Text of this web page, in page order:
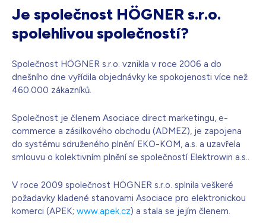
Je společnost HÖGNER s.r.o.
spolehlivou společností?
Společnost HÖGNER s.r.o. vznikla v roce 2006 a do
dnešního dne vyřídila objednávky ke spokojenosti více než
460.000 zákazníků.
Společnost je členem Asociace direct marketingu, e-
commerce a zásilkového obchodu (ADMEZ), je zapojena
do systému sdruženého plnění EKO-KOM, a.s. a uzavřela
smlouvu o kolektivním plnění se společností Elektrowin a.s..
V roce 2009 společnost HÖGNER s.r.o. splnila veškeré
požadavky kladené stanovami Asociace pro elektronickou
komerci (APEK; www.apek.cz) a stala se jejím členem.
Skladem - doprava zdarma Dárek pro vás při zadání kódu
Černá
Skladem - doprava zdarma Dárek pro vás při zadání kódu
Bílá s krystaly 4 990
Skladem - doprava zdarma Dárek pro vás při zadání kódu